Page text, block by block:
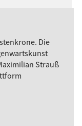
Die
Strauß